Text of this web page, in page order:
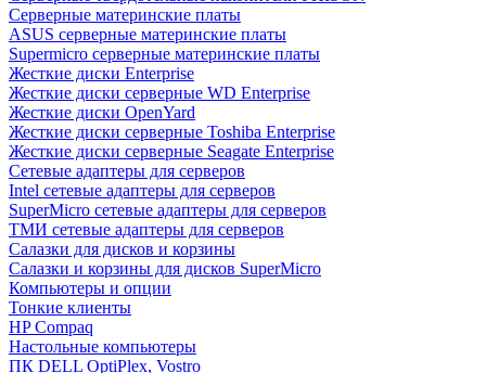
Серверные материнские платы
ASUS серверные материнские платы
Supermicro серверные материнские платы
Жесткие диски Enterprise
Жесткие диски серверные WD Enterprise
Жесткие диски OpenYard
Жесткие диски серверные Toshiba Enterprise
Жесткие диски серверные Seagate Enterprise
Сетевые адаптеры для серверов
Intel сетевые адаптеры для серверов
SuperMicro сетевые адаптеры для серверов
ТМИ сетевые адаптеры для серверов
Салазки для дисков и корзины
Салазки и корзины для дисков SuperMicro
Компьютеры и опции
Тонкие клиенты
HP Compaq
Настольные компьютеры
ПК DELL OptiPlex, Vostro